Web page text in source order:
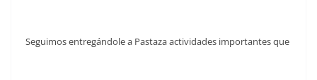
Seguimos entregándole a Pastaza actividades importantes que